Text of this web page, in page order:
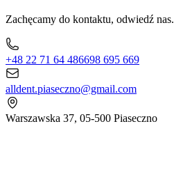
Zachęcamy do kontaktu, odwiedź nas.
+48 22 71 64 486698 695 669
alldent.piaseczno@gmail.com
Warszawska 37, 05-500 Piaseczno